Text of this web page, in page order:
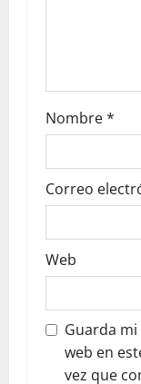
Nombre*
Correo
Web
Guarda
web en
vez que